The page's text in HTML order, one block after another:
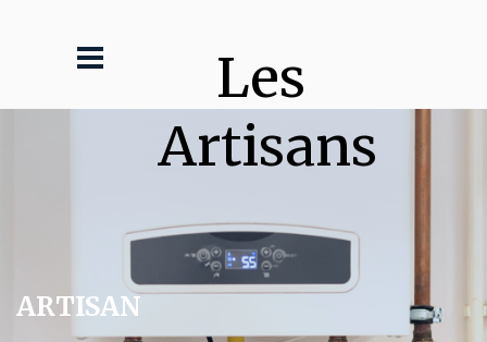
Les
Artisans
ARTISAN